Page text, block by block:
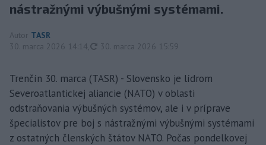
nástražnými výbušnými systémami.
Autor TASR
30. marca 2026 14:14
aktualizované
30. marca 2026 15:59
Trenčín 30. marca (TASR) - Slovensko je lídrom
Severoatlantickej aliancie (NATO) v oblasti
odstraňovania výbušných systémov, ale i v príprave
špecialistov pre boj s nástražnými výbušnými systémami
z ostatných členských štátov NATO. Počas pondelkovej